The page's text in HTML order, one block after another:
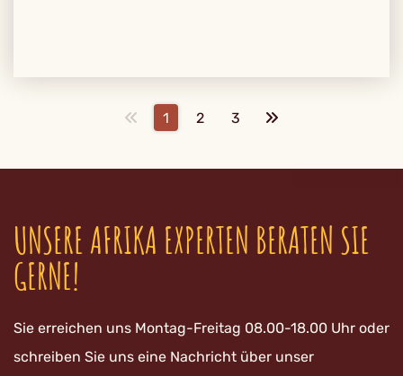
1 2 3
UNSERE AFRIKA EXPERTEN BERATEN SIE
GERNE!
Sie erreichen uns Montag-Freitag 08.00-18.00 Uhr oder
schreiben Sie uns eine Nachricht über unser